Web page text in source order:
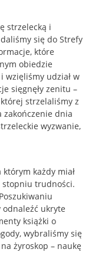
strzelecką i
się do Strefy
które
obiedzie
wzięliśmy udział w
sięgnęły zenitu –
strzelaliśmy z
zakończenie dnia
wyzwanie,
każdy miał
stopniu trudności.
odnaleźć ukryte
książki o
wybraliśmy się
żyroskop – naukę